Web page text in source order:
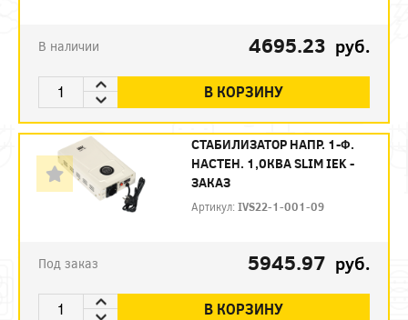
В наличии 4695.23 руб.
В КОРЗИНУ
СТАБИЛИЗАТОР НАПР. 1-Ф.
НАСТЕН. 1,0КВА SLIM IEK -
ЗАКАЗ
Артикул:IVS22-1-001-09
Под заказ 5945.97 руб.
В КОРЗИНУ